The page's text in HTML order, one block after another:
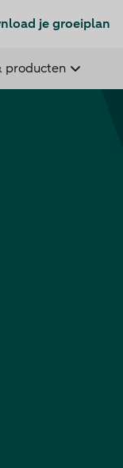
je groeiplan
producten